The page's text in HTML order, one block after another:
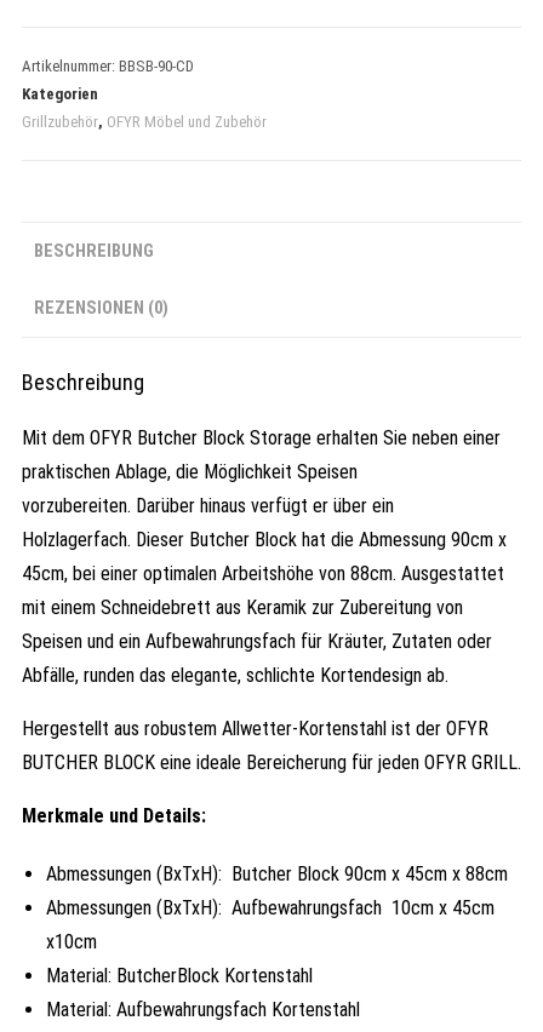
Artikelnummer: BBSB-90-CD
Kategorien
Grillzubehör, OFYR Möbel und Zubehör
BESCHREIBUNG
REZENSIONEN (0)
Beschreibung
Mit dem OFYR Butcher Block Storage erhalten Sie neben einer
praktischen Ablage, die Möglichkeit Speisen
vorzubereiten. Darüber hinaus verfügt er über ein
Holzlagerfach. Dieser Butcher Block hat die Abmessung 90cm x
45cm, bei einer optimalen Arbeitshöhe von 88cm. Ausgestattet
mit einem Schneidebrett aus Keramik zur Zubereitung von
Speisen und ein Aufbewahrungsfach für Kräuter, Zutaten oder
Abfälle, runden das elegante, schlichte Kortendesign ab.
Hergestellt aus robustem Allwetter-Kortenstahl ist der OFYR
BUTCHER BLOCK eine ideale Bereicherung für jeden OFYR GRILL.
Merkmale und Details:
Abmessungen (BxTxH): Butcher Block 90cm x 45cm x 88cm
Abmessungen (BxTxH): Aufbewahrungsfach 10cm x 45cm
x10cm
Material: ButcherBlock Kortenstahl
Material: Aufbewahrungsfach Kortenstahl